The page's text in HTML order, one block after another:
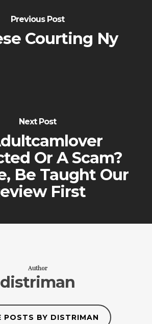
Previous Post
Courting Ny
Next Post
Or A Scam?
Be Taught Our
First
Author
distriman
POSTS BY DISTRIMAN